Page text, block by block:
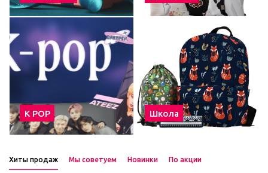
К POP Школа
Хиты продаж Мы советуем Новинки По акции